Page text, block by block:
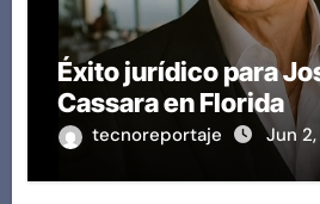
Éxito jurídico para
Cassara en Florida
tecnoreportaje Jun